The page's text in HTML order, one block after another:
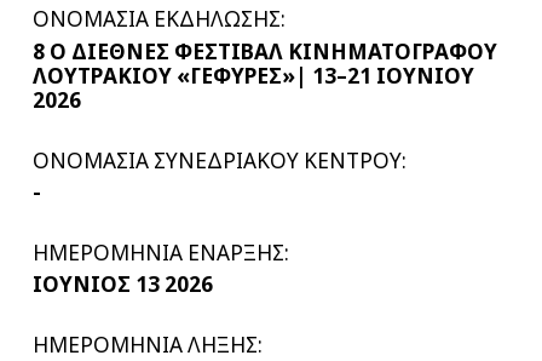
ΟΝΟΜΑΣΙΑ ΕΚΔΗΛΩΣΗΣ:
8 Ο ΔΙΕΘΝΕΣ ΦΕΣΤΙΒΑΛ ΚΙΝΗΜΑΤΟΓΡΑΦΟΥ
ΛΟΥΤΡΑΚΙΟΥ «ΓΕΦΥΡΕΣ»| 13–21 ΙΟΥΝΙΟΥ
2026
ΟΝΟΜΑΣΙΑ ΣΥΝΕΔΡΙΑΚΟΥ ΚΕΝΤΡΟΥ:
-
ΗΜΕΡΟΜΗΝΙΑ ΕΝΑΡΞΗΣ:
ΙΟΥΝΙΟΣ 13 2026
ΗΜΕΡΟΜΗΝΙΑ ΛΗΞΗΣ: